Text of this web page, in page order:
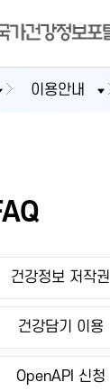
이용안내
건강정보 저작권
건강담기 이용
OpenAPI 신청